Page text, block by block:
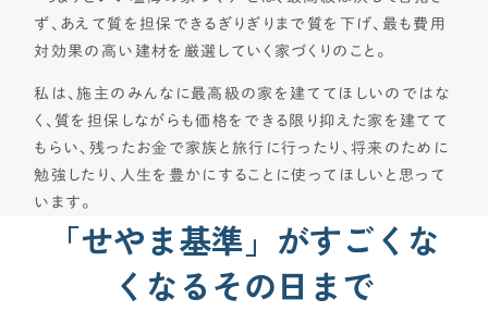
コンテンツから探す
記事で学ぶ
動画で学ぶ
Q&Aで学ぶ
用語解説で学ぶ
SUPPORT
サポート
せやま印工務店プロジェクト
お役立ちツール
ず、あえて質を担保できるぎりぎりまで質を下げ、最も費用
対効果の高い建材を厳選していく家づくりのこと。
私は、施主のみんなに最高級の家を建ててほしいのではな
く、質を担保しながらも価格をできる限り抑えた家を建てて
もらい、残ったお金で家族と旅行に行ったり、将来のために
勉強したり、人生を豊かにすることに使ってほしいと思って
います。
「せやま基準」がすごくな
くなるその日まで